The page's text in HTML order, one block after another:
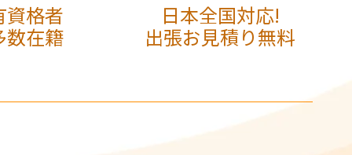
資格者
数在籍
日本全国対応!
出張お見積り無料